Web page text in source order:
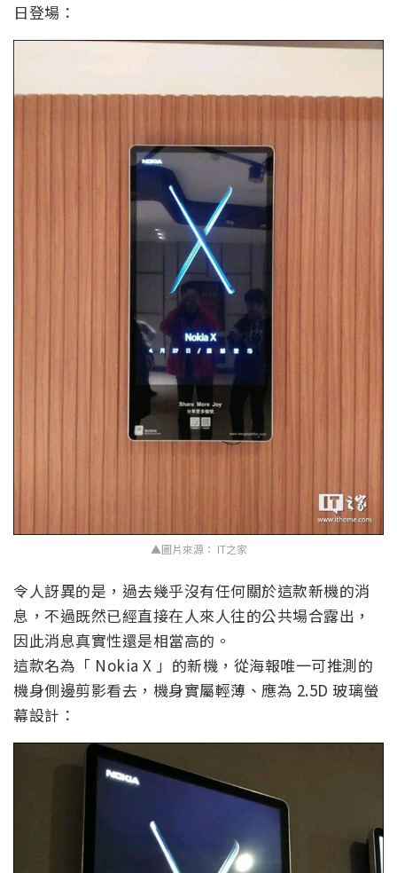
日登場：
▲圖片來源： IT之家
令人訝異的是，過去幾乎沒有任何關於這款新機的消
息，不過既然已經直接在人來人往的公共場合露出，
因此消息真實性還是相當高的。
這款名為「 Nokia X 」的新機，從海報唯一可推測的
機身側邊剪影看去，機身實屬輕薄、應為 2.5D 玻璃螢
幕設計：